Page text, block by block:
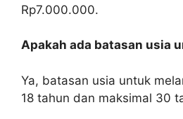
Rp7.000.000.
Apakah ada batasan usia
Ya, batasan usia untuk
18 tahun dan maksimal 30